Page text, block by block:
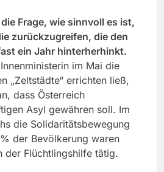
Frage, wie sinnvoll es ist,
zurückzugreifen, die den
ein Jahr hinterherhinkt.
im Mai die
„Zeltstädte“ errichten ließ,
dass Österreich
Asyl gewähren soll. Im
die Solidaritätsbewegung
der Bevölkerung waren
der Flüchtlingshilfe tätig.